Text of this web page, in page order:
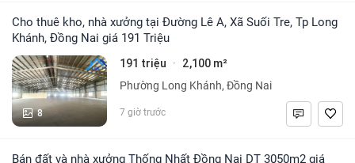
Cho thuê kho, nhà xưởng tại Đường Lê A, Xã Suối Tre, Tp Long
Khánh, Đồng Nai giá 191 Triệu
8
191 triệu · 2,100 m²
Phường Long Khánh, Đồng Nai
7 giờ trước
Bán đất và nhà xưởng Thống Nhất Đồng Nai DT 3050m2 giá